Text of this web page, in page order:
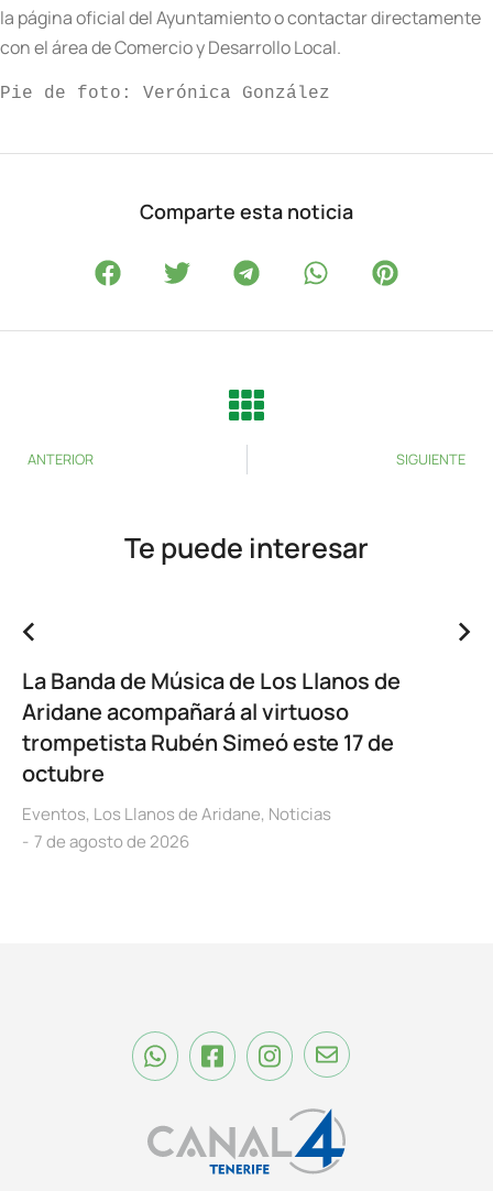
la página oficial del Ayuntamiento o contactar directamente
con el área de Comercio y Desarrollo Local.
Pie de foto: Verónica González
Comparte esta noticia
ANTERIOR SIGUIENTE
Te puede interesar
La Banda de Música de Los Llanos de
Aridane acompañará al virtuoso
trompetista Rubén Simeó este 17 de
octubre
Eventos, Los Llanos de Aridane, Noticias
7 de agosto de 2026